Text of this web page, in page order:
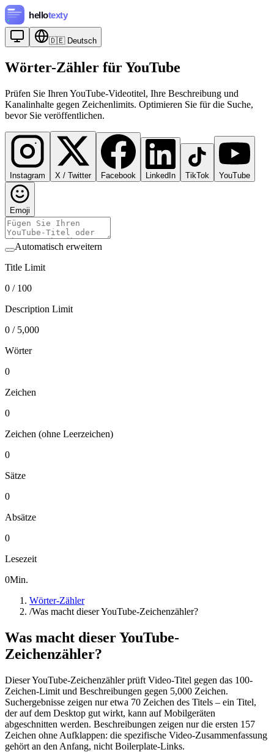
🇩🇪 Deutsch
Wörter-Zähler für YouTube
Prüfen Sie Ihren YouTube-Videotitel, Ihre Beschreibung und
Kanalinhalte gegen Zeichenlimits. Optimieren Sie für die Suche,
bevor Sie veröffentlichen.
Instagram X / Twitter Facebook LinkedIn TikTok YouTube
Emoji
Automatisch erweitern
Title Limit
0 / 100
Description Limit
0 / 5,000
Wörter
0
Zeichen
0
Zeichen (ohne Leerzeichen)
0
Sätze
0
Absätze
0
Lesezeit
0Min.
Wörter-Zähler
/Was macht dieser YouTube-Zeichenzähler?
Was macht dieser YouTube-
Zeichenzähler?
Dieser YouTube-Zeichenzähler prüft Video-Titel gegen das 100-
Zeichen-Limit und Beschreibungen gegen 5,000 Zeichen.
Suchergebnisse zeigen nur etwa 70 Zeichen des Titels – ein Titel,
der auf dem Desktop gut wirkt, kann auf Mobilgeräten
abgeschnitten werden. Beschreibungen zeigen nur die ersten 157
Zeichen ohne Aufklappen: die spezifische Video-Zusammenfassung
gehört an den Anfang, nicht Boilerplate-Links.